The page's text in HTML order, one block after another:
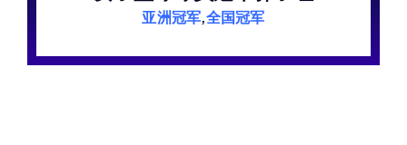
亚洲冠军,全国冠军